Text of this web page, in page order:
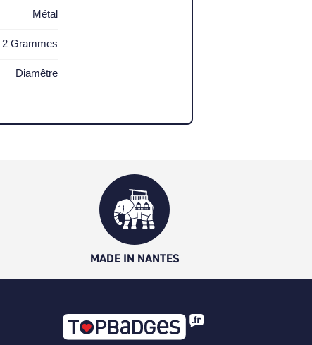
Métal
2 Grammes
Diamêtre
MADE IN NANTES